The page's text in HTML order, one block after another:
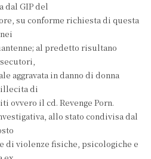
dal GIP del
su conforme richiesta di questa
al predetto risultano
aggravata in danno di donna
illecita di
ovvero il cd. Revenge Porn.
allo stato condivisa dal
di violenze fisiche, psicologiche e